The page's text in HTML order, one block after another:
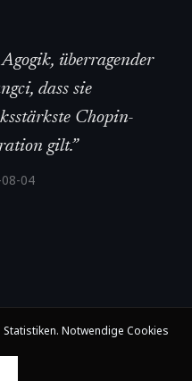
überragender
dass sie
Chopin-
gilt.”
04
Notwendige Cookies